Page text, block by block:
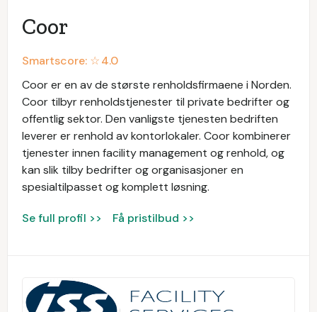
Coor
Smartscore: ☆4.0
Coor er en av de største renholdsfirmaene i Norden.
Coor tilbyr renholdstjenester til private bedrifter og
offentlig sektor. Den vanligste tjenesten bedriften
leverer er renhold av kontorlokaler. Coor kombinerer
tjenester innen facility management og renhold, og
kan slik tilby bedrifter og organisasjoner en
spesialtilpasset og komplett løsning.
Se full profil >> Få pristilbud >>